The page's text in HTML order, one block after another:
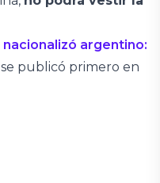
nacionalizó argentino:
se publicó primero en